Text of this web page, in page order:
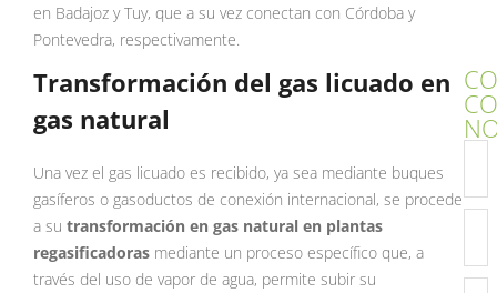
en Badajoz y Tuy, que a su vez conectan con Córdoba y
Pontevedra, respectivamente.
Transformación del gas licuado en
gas natural
Una vez el gas licuado es recibido, ya sea mediante buques
gasíferos o gasoductos de conexión internacional, se procede
a su transformación en gas natural en plantas
regasificadoras mediante un proceso específico que, a
través del uso de vapor de agua, permite subir su